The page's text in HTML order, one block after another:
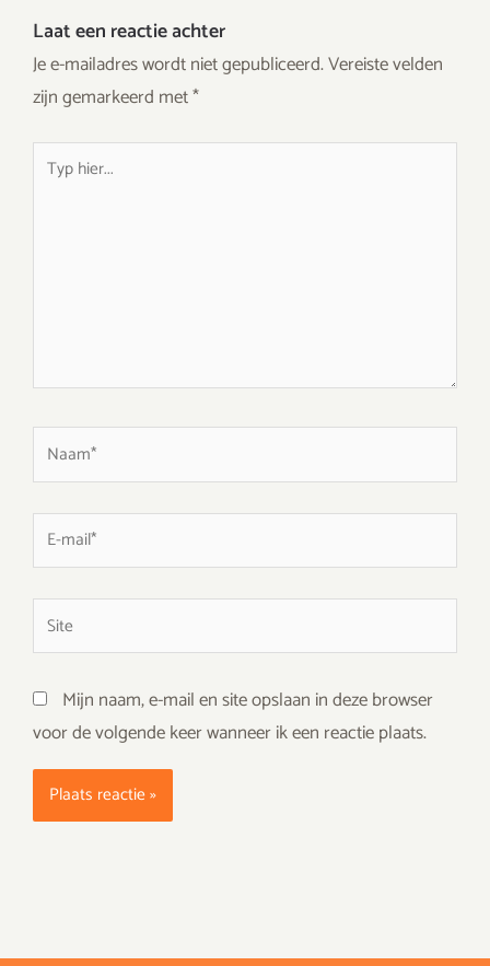
Laat een reactie achter
Je e-mailadres wordt niet gepubliceerd.Vereiste velden
zijn gemarkeerd met*
Typ
Naam*
mail*
Site
Mijn naam, e-mail en site opslaan in deze browser
voor de volgende keer wanneer ik een reactie plaats.